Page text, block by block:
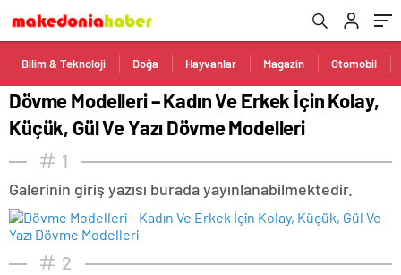
Bilim & Teknoloji Doğa Hayvanlar Magazin Otomobil
Dövme Modelleri – Kadın Ve Erkek İçin Kolay,
Küçük, Gül Ve Yazı Dövme Modelleri
1
Galerinin giriş yazısı burada yayınlanabilmektedir.
2